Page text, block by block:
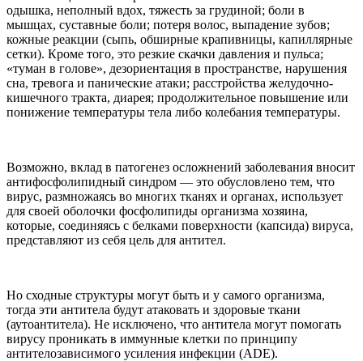
одышка, неполный вдох, тяжесть за грудиной; боли в
мышцах, суставные боли; потеря волос, выпадение зубов;
кожные реакции (сыпь, обширные крапивницы, капиллярные
сетки). Кроме того, это резкие скачки давления и пульса;
«туман в голове», дезориентация в пространстве, нарушения
сна, тревога и панические атаки; расстройства желудочно-
кишечного тракта, диарея; продолжительное повышение или
понижение температуры тела либо колебания температуры.
Возможно, вклад в патогенез осложнений заболевания вносит
антифосфолипидный синдром — это обусловлено тем, что
вирус, размножаясь во многих тканях и органах, использует
для своей оболочки фосфолипиды организма хозяина,
которые, соединяясь с белками поверхности (капсида) вируса,
представляют из себя цель для антител.
Но сходные структуры могут быть и у самого организма,
тогда эти антитела будут атаковать и здоровые ткани
(аутоантитела). Не исключено, что антитела могут помогать
вирусу проникать в иммунные клетки по принципу
антителозависимого усиления инфекции (ADE).